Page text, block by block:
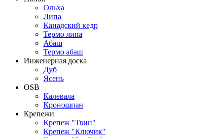
Ольха
Липа
Канадский кедр
Термо липа
Абаш
Термо абаш
Инженерная доска
Дуб
Ясень
OSB
Калевала
Кроношпан
Крепежи
Крепеж "Твин"
Крепеж "Ключик"